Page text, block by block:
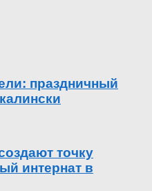
праздничный
точку
интернат в